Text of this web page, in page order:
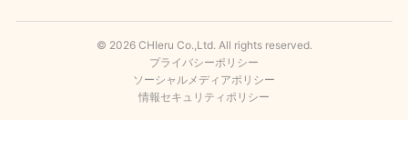
© 2026 CHIeru Co.,Ltd. All rights reserved.
プライバシーポリシー
ソーシャルメディアポリシー
情報セキュリティポリシー